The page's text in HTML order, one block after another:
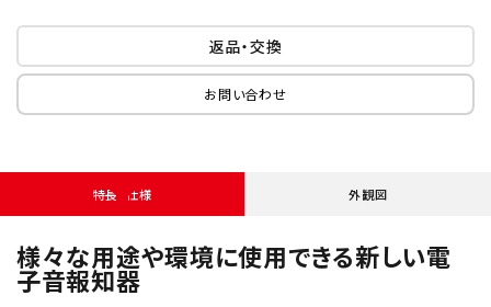
返品・交換
お問い合わせ
特長・仕様 外観図
様々な用途や環境に使用できる新しい電
子音報知器